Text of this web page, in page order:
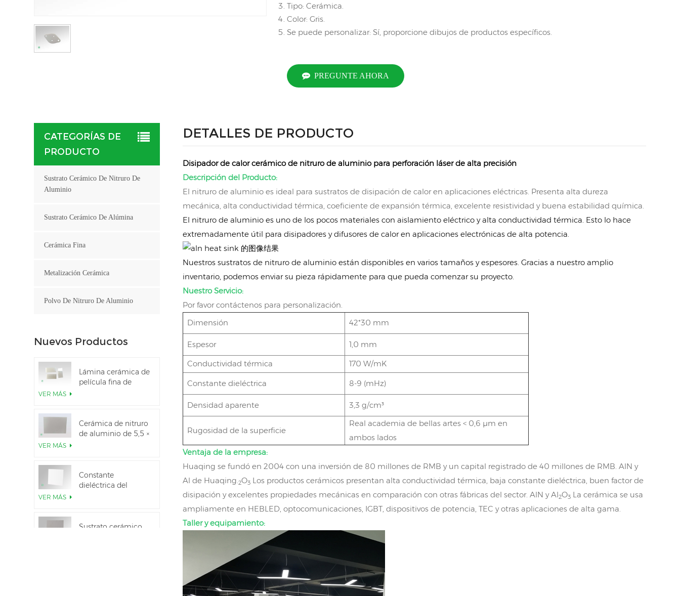
Tipo: Cerámica.
Color: Gris.
Se puede personalizar: Sí, proporcione dibujos de productos específicos.
PREGUNTE AHORA
DETALLES DE PRODUCTO
Disipador de calor cerámico de nitruro de aluminio para perforación láser de alta precisión
Descripción del Producto:
El nitruro de aluminio es ideal para sustratos de disipación de calor en aplicaciones eléctricas. Presenta alta dureza
mecánica, alta conductividad térmica, coeficiente de expansión térmica, excelente resistividad y buena estabilidad química.
El nitruro de aluminio es uno de los pocos materiales con aislamiento eléctrico y alta conductividad térmica. Esto lo hace
extremadamente útil para disipadores y difusores de calor en aplicaciones electrónicas de alta potencia.
Nuestros sustratos de nitruro de aluminio están disponibles en varios tamaños y espesores. Gracias a nuestro amplio
inventario, podemos enviar su pieza rápidamente para que pueda comenzar su proyecto.
Nuestro Servicio:
Por favor contáctenos para personalización.
Dimensión
42*30 mm
Espesor
1,0 mm
Conductividad térmica
170 W/mK
Constante dieléctrica 8-9 (mHz)
Densidad aparente 3,3 g/cm³
Rugosidad de la superficie
Real academia de bellas artes < 0,6 μm en
ambos lados
Ventaja de la empresa:
Huaqing se fundó en 2004 con una inversión de 80 millones de RMB y un capital registrado de 40 millones de RMB. AlN y
Al de Huaqing.2O3 Los productos cerámicos presentan alta conductividad térmica, baja constante dieléctrica, buen factor de
disipación y excelentes propiedades mecánicas en comparación con otras fábricas del sector. AlN y Al2O3 La cerámica se usa
ampliamente en HEBLED, optocomunicaciones, IGBT, dispositivos de potencia, TEC y otras aplicaciones de alta gama.
Taller y equipamiento:
CATEGORÍAS DE
PRODUCTO
Sustrato Cerámico De Nitruro De
Aluminio
Sustrato Cerámico De Alúmina
Cerámica Fina
Metalización Cerámica
Polvo De Nitruro De Aluminio
Nuevos Productos
Lámina cerámica de
película fina de
VER MÁS
Cerámica de nitruro
de aluminio de 5,5 ×
VER MÁS
Constante
dieléctrica del
VER MÁS
Sustrato cerámico